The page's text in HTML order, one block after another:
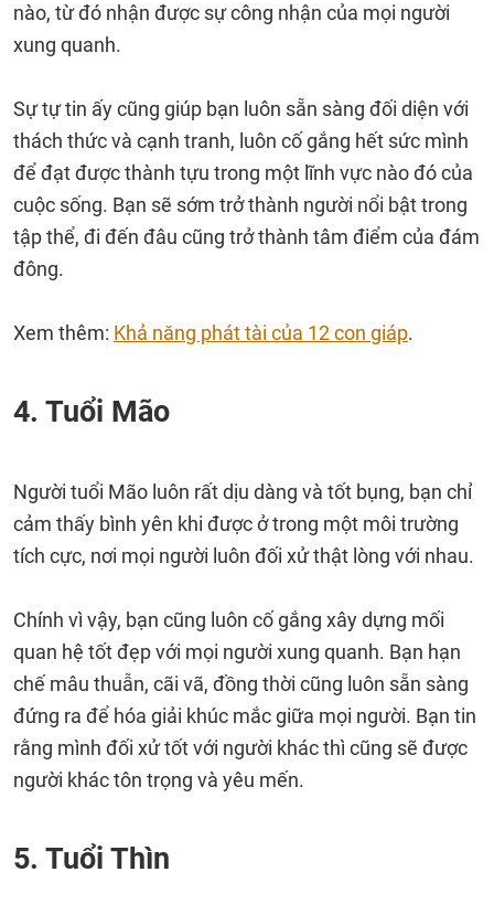
nào, từ đó nhận được sự công nhận của mọi người
xung quanh.
Sự tự tin ấy cũng giúp bạn luôn sẵn sàng đối diện với
thách thức và cạnh tranh, luôn cố gắng hết sức mình
để đạt được thành tựu trong một lĩnh vực nào đó của
cuộc sống. Bạn sẽ sớm trở thành người nổi bật trong
tập thể, đi đến đâu cũng trở thành tâm điểm của đám
đông.
Xem thêm: Khả năng phát tài của 12 con giáp.
4. Tuổi Mão
Người tuổi Mão luôn rất dịu dàng và tốt bụng, bạn chỉ
cảm thấy bình yên khi được ở trong một môi trường
tích cực, nơi mọi người luôn đối xử thật lòng với nhau.
Chính vì vậy, bạn cũng luôn cố gắng xây dựng mối
quan hệ tốt đẹp với mọi người xung quanh. Bạn hạn
chế mâu thuẫn, cãi vã, đồng thời cũng luôn sẵn sàng
đứng ra để hóa giải khúc mắc giữa mọi người. Bạn tin
rằng mình đối xử tốt với người khác thì cũng sẽ được
người khác tôn trọng và yêu mến.
5. Tuổi Thìn